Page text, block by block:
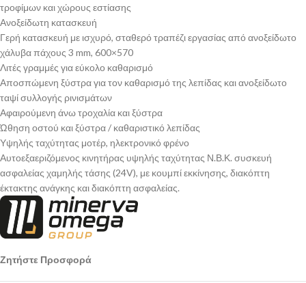
τροφίμων και χώρους εστίασης
Ανοξείδωτη κατασκευή
Γερή κατασκευή με ισχυρό, σταθερό τραπέζι εργασίας από ανοξείδωτο
χάλυβα πάχους 3 mm, 600×570
Λιτές γραμμές για εύκολο καθαρισμό
Αποσπώμενη ξύστρα για τον καθαρισμό της λεπίδας και ανοξείδωτο
ταψί συλλογής ρινισμάτων
Αφαιρούμενη άνω τροχαλία και ξύστρα
Ώθηση οστού και ξύστρα / καθαριστικό λεπίδας
Υψηλής ταχύτητας μοτέρ, ηλεκτρονικό φρένο
Αυτοεξαεριζόμενος κινητήρας υψηλής ταχύτητας Ν.Β.Κ. συσκευή
ασφαλείας χαμηλής τάσης (24V), με κουμπί εκκίνησης, διακόπτη
έκτακτης ανάγκης και διακόπτη ασφαλείας.
Ζητήστε Προσφορά